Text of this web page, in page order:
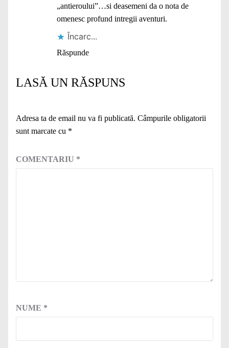
„antieroului”…si deasemeni da o nota de
omenesc profund intregii aventuri.
Încarc...
Răspunde
LASĂ UN RĂSPUNS
Adresa ta de email nu va fi publicată. Câmpurile obligatorii
sunt marcate cu *
COMENTARIU *
NUME *